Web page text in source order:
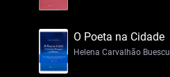
O Poeta na Cidade
Helena Carvalhão Buescu